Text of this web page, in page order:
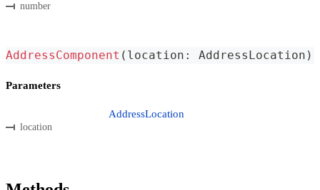
number
AddressComponent ( location : AddressLocation )
Parameters
location
AddressLocation